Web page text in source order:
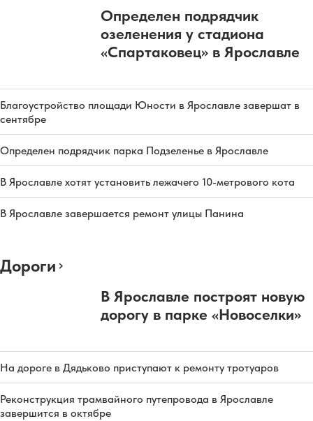
Определен подрядчик
озеленения у стадиона
«Спартаковец» в Ярославле
Благоустройство площади Юности в Ярославле завершат в
сентябре
Определен подрядчик парка Подзеленье в Ярославле
В Ярославле хотят установить лежачего 10-метрового кота
В Ярославле завершается ремонт улицы Панина
Дороги
В Ярославле построят новую
дорогу в парке «Новоселки»
На дороге в Дядьково приступают к ремонту тротуаров
Реконструкция трамвайного путепровода в Ярославле
завершится в октябре